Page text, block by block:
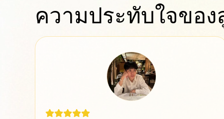
ความประทับใจของ